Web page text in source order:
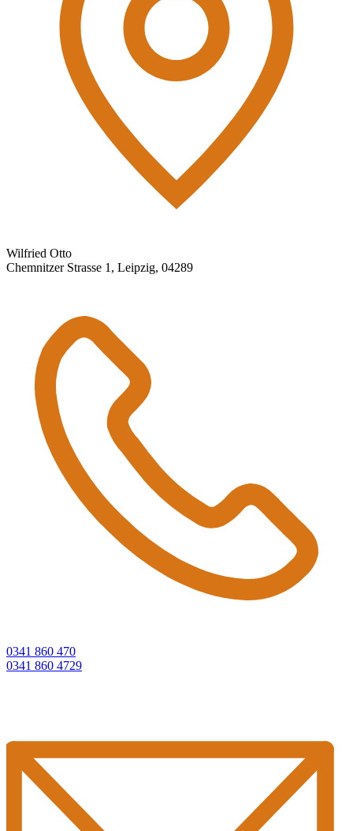
Wilfried Otto
Chemnitzer Strasse 1, Leipzig, 04289
0341 860 470
0341 860 4729